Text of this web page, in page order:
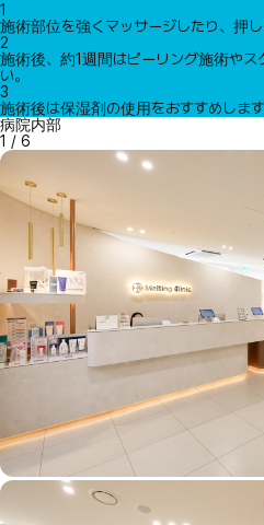
1
施術部位を強くマッサージしたり、押し
2
施術後、約1週間はピーリング施術や
い。
3
施術後は保湿剤の使用をおすすめします
病院内部
1 / 6